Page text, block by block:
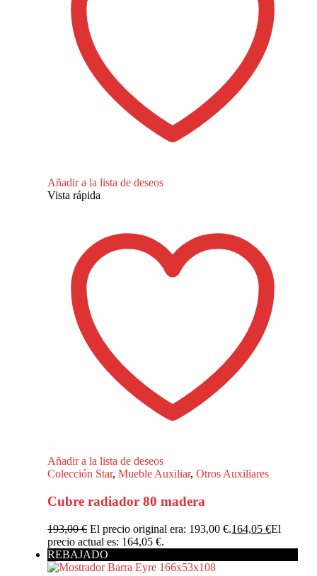
Añadir a la lista de deseos
Vista rápida
Añadir a la lista de deseos
Colección Star,Mueble Auxiliar,Otros Auxiliares
Cubre radiador 80 madera
193,00€ El precio original era: 193,00 €.164,05€El
precio actual es: 164,05 €.
REBAJADO